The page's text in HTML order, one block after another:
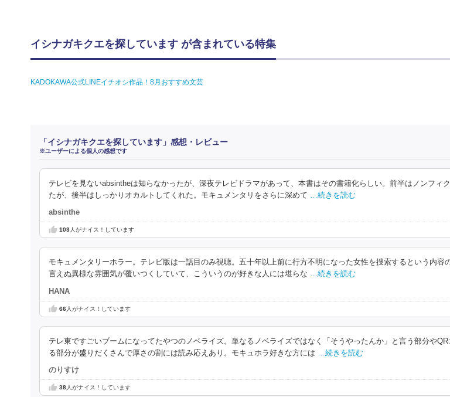
イシナガキクエを探しています が含まれている特集
KADOKAWA公式LINEイチオシ作品！8月おすすめ文芸
「イシナガキクエを探しています」感想・レビュー
※ユーザーによる個人の感想です
テレビを見ないabsintheは知らなかったが、深夜テレビドラマがあって、本書はその書籍化らしい。前半はノンフィ
たが、後半はしっかりオカルトしてくれた。モキュメンタリをさらに深めて
…続きを読む
absinthe
103人がナイス！しています
モキュメンタリーホラー。テレビ版は一話目のみ視聴。五十年以上前に行方不明になった女性を捜索するという内容
言えぬ異様な雰囲気が覆いつくしていて、こういうのが好きな人には堪らな …続きを読む
HANA
66人がナイス！しています
テレ東ですごいブームになってたやつのノベライズ。単なるノベライズではなく「そうやったんか」と言う部分や
る部分が盛りだくさんで厚さの割には読み応えあり。モキュホラ好きな方には …続きを読む
のりすけ
38人がナイス！しています